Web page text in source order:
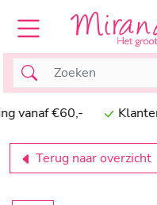
€60,- Klanten
Terug naar overzicht